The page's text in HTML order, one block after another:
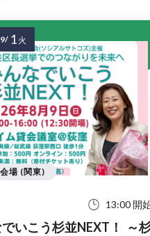
13:00 開
いこう杉並NEXT！ ～
場 (関東)
9/ 1 火